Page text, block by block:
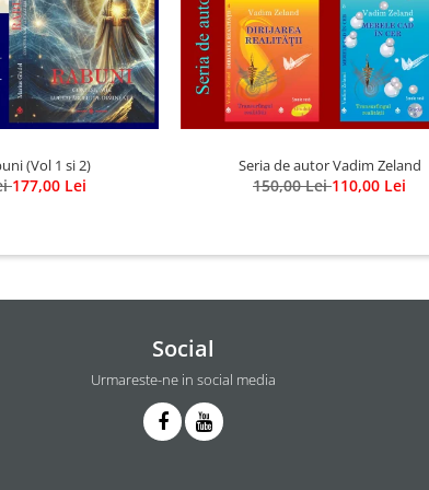
(Vol 1 si 2)
177,00 Lei
Seria de autor Vadim Zeland
150,00 Lei110,00 Lei
Social
Urmareste-ne in social media